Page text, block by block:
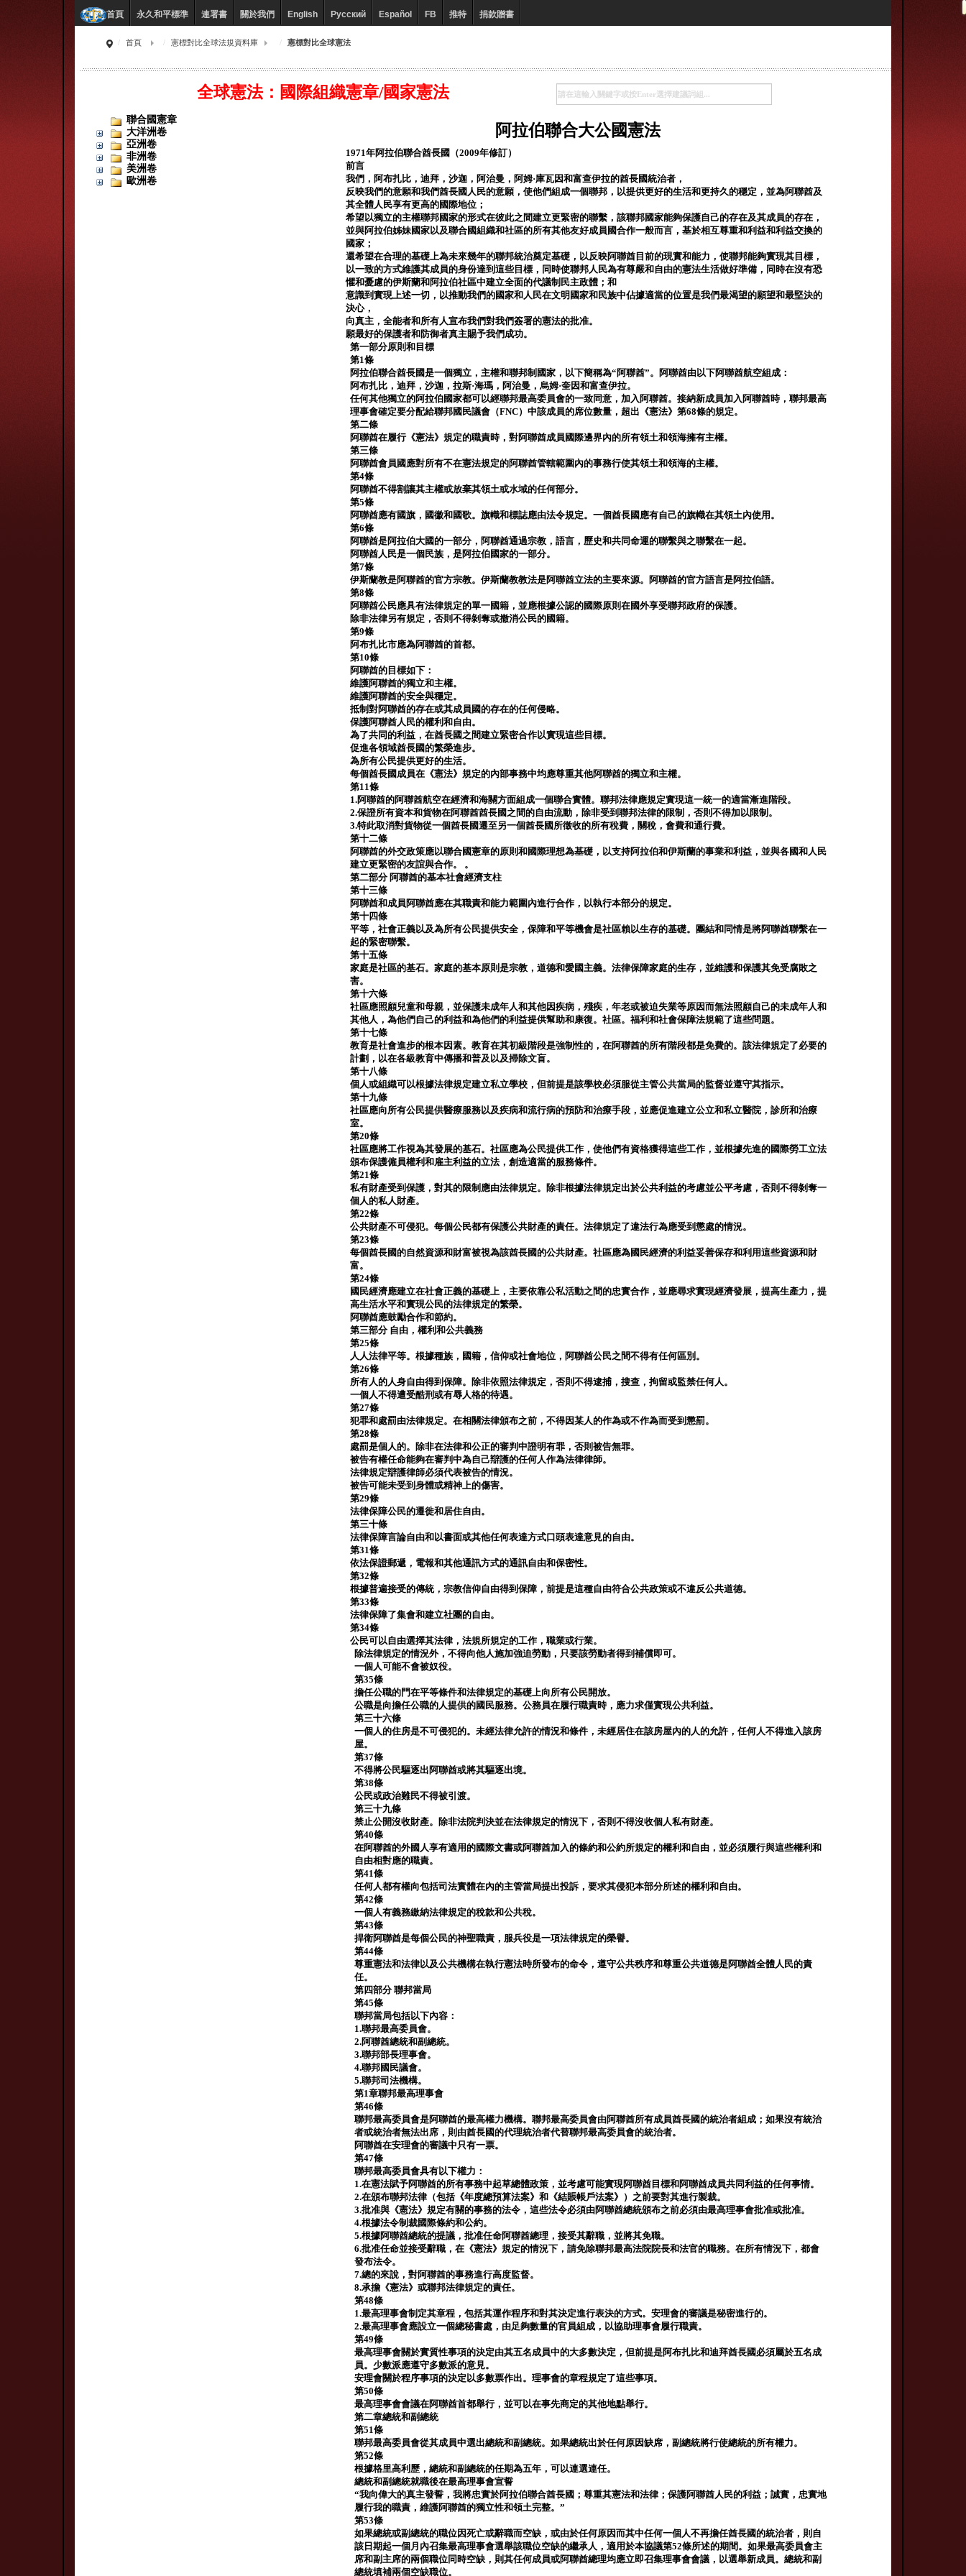
首頁 永久和平標準 連署書 關於我們 English Русский Español FB 推特 捐款贈書
首頁 憲標對比全球法規資料庫 憲標對比全球憲法
全球憲法：國際組織憲章/國家憲法
聯合國憲章
大洋洲卷
亞洲卷
非洲卷
美洲卷
歐洲卷
阿拉伯聯合大公國憲法
1971年阿拉伯聯合酋長國（2009年修訂）
前言
我們，阿布扎比，迪拜，沙迦，阿治曼，阿姆·庫瓦因和富查伊拉的酋長國統治者，
反映我們的意願和我們酋長國人民的意願，使他們組成一個聯邦，以提供更好的生活和更持久的穩定，並為阿聯酋及
其全體人民享有更高的國際地位；
希望以獨立的主權聯邦國家的形式在彼此之間建立更緊密的聯繫，該聯邦國家能夠保護自己的存在及其成員的存在，
並與阿拉伯姊妹國家以及聯合國組織和社區的所有其他友好成員國合作一般而言，基於相互尊重和利益和利益交換的
國家；
還希望在合理的基礎上為未來幾年的聯邦統治奠定基礎，以反映阿聯酋目前的現實和能力，使聯邦能夠實現其目標，
以一致的方式維護其成員的身份達到這些目標，同時使聯邦人民為有尊嚴和自由的憲法生活做好準備，同時在沒有恐
懼和憂慮的伊斯蘭和阿拉伯社區中建立全面的代議制民主政體；和
意識到實現上述一切，以推動我們的國家和人民在文明國家和民族中佔據適當的位置是我們最渴望的願望和最堅決的
決心，
向真主，全能者和所有人宣布我們對我們簽署的憲法的批准。
願最好的保護者和防御者真主賜予我們成功。
第一部分原則和目標
第1條
阿拉伯聯合酋長國是一個獨立，主權和聯邦制國家，以下簡稱為“阿聯酋”。阿聯酋由以下阿聯酋航空組成：
阿布扎比，迪拜，沙迦，拉斯·海瑪，阿治曼，烏姆·奎因和富查伊拉。
任何其他獨立的阿拉伯國家都可以經聯邦最高委員會的一致同意，加入阿聯酋。接納新成員加入阿聯酋時，聯邦最高
理事會確定要分配給聯邦國民議會（FNC）中該成員的席位數量，超出《憲法》第68條的規定。
第二條
阿聯酋在履行《憲法》規定的職責時，對阿聯酋成員國際邊界內的所有領土和領海擁有主權。
第三條
阿聯酋會員國應對所有不在憲法規定的阿聯酋管轄範圍內的事務行使其領土和領海的主權。
第4條
阿聯酋不得割讓其主權或放棄其領土或水域的任何部分。
第5條
阿聯酋應有國旗，國徽和國歌。旗幟和標誌應由法令規定。一個酋長國應有自己的旗幟在其領土內使用。
第6條
阿聯酋是阿拉伯大國的一部分，阿聯酋通過宗教，語言，歷史和共同命運的聯繫與之聯繫在一起。
阿聯酋人民是一個民族，是阿拉伯國家的一部分。
第7條
伊斯蘭教是阿聯酋的官方宗教。伊斯蘭教教法是阿聯酋立法的主要來源。阿聯酋的官方語言是阿拉伯語。
第8條
阿聯酋公民應具有法律規定的單一國籍，並應根據公認的國際原則在國外享受聯邦政府的保護。
除非法律另有規定，否則不得剝奪或撤消公民的國籍。
第9條
阿布扎比市應為阿聯酋的首都。
第10條
阿聯酋的目標如下：
維護阿聯酋的獨立和主權。
維護阿聯酋的安全與穩定。
抵制對阿聯酋的存在或其成員國的存在的任何侵略。
保護阿聯酋人民的權利和自由。
為了共同的利益，在酋長國之間建立緊密合作以實現這些目標。
促進各領域酋長國的繁榮進步。
為所有公民提供更好的生活。
每個酋長國成員在《憲法》規定的內部事務中均應尊重其他阿聯酋的獨立和主權。
第11條
1.阿聯酋的阿聯酋航空在經濟和海關方面組成一個聯合實體。聯邦法律應規定實現這一統一的適當漸進階段。
2.保證所有資本和貨物在阿聯酋酋長國之間的自由流動，除非受到聯邦法律的限制，否則不得加以限制。
3.特此取消對貨物從一個酋長國遷至另一個酋長國所徵收的所有稅費，關稅，會費和通行費。
第十二條
阿聯酋的外交政策應以聯合國憲章的原則和國際理想為基礎，以支持阿拉伯和伊斯蘭的事業和利益，並與各國和人民
建立更緊密的友誼與合作。 。
第二部分 阿聯酋的基本社會經濟支柱
第十三條
阿聯酋和成員阿聯酋應在其職責和能力範圍內進行合作，以執行本部分的規定。
第十四條
平等，社會正義以及為所有公民提供安全，保障和平等機會是社區賴以生存的基礎。團結和同情是將阿聯酋聯繫在一
起的緊密聯繫。
第十五條
家庭是社區的基石。家庭的基本原則是宗教，道德和愛國主義。法律保障家庭的生存，並維護和保護其免受腐敗之
害。
第十六條
社區應照顧兒童和母親，並保護未成年人和其他因疾病，殘疾，年老或被迫失業等原因而無法照顧自己的未成年人和
其他人，為他們自己的利益和為他們的利益提供幫助和康復。社區。福利和社會保障法規範了這些問題。
第十七條
教育是社會進步的根本因素。教育在其初級階段是強制性的，在阿聯酋的所有階段都是免費的。該法律規定了必要的
計劃，以在各級教育中傳播和普及以及掃除文盲。
第十八條
個人或組織可以根據法律規定建立私立學校，但前提是該學校必須服從主管公共當局的監督並遵守其指示。
第十九條
社區應向所有公民提供醫療服務以及疾病和流行病的預防和治療手段，並應促進建立公立和私立醫院，診所和治療
室。
第20條
社區應將工作視為其發展的基石。社區應為公民提供工作，使他們有資格獲得這些工作，並根據先進的國際勞工立法
頒布保護僱員權利和雇主利益的立法，創造適當的服務條件。
第21條
私有財產受到保護，對其的限制應由法律規定。除非根據法律規定出於公共利益的考慮並公平考慮，否則不得剝奪一
個人的私人財產。
第22條
公共財產不可侵犯。每個公民都有保護公共財產的責任。法律規定了違法行為應受到懲處的情況。
第23條
每個酋長國的自然資源和財富被視為該酋長國的公共財產。社區應為國民經濟的利益妥善保存和利用這些資源和財
富。
第24條
國民經濟應建立在社會正義的基礎上，主要依靠公私活動之間的忠實合作，並應尋求實現經濟發展，提高生產力，提
高生活水平和實現公民的法律規定的繁榮。
阿聯酋應鼓勵合作和節約。
第三部分 自由，權利和公共義務
第25條
人人法律平等。根據種族，國籍，信仰或社會地位，阿聯酋公民之間不得有任何區別。
第26條
所有人的人身自由得到保障。除非依照法律規定，否則不得逮捕，搜查，拘留或監禁任何人。
一個人不得遭受酷刑或有辱人格的待遇。
第27條
犯罪和處罰由法律規定。在相關法律頒布之前，不得因某人的作為或不作為而受到懲罰。
第28條
處罰是個人的。除非在法律和公正的審判中證明有罪，否則被告無罪。
被告有權任命能夠在審判中為自己辯護的任何人作為法律律師。
法律規定辯護律師必須代表被告的情況。
被告可能未受到身體或精神上的傷害。
第29條
法律保障公民的遷徙和居住自由。
第三十條
法律保障言論自由和以書面或其他任何表達方式口頭表達意見的自由。
第31條
依法保證郵遞，電報和其他通訊方式的通訊自由和保密性。
第32條
根據普遍接受的傳統，宗教信仰自由得到保障，前提是這種自由符合公共政策或不違反公共道德。
第33條
法律保障了集會和建立社團的自由。
第34條
公民可以自由選擇其法律，法規所規定的工作，職業或行業。
除法律規定的情況外，不得向他人施加強迫勞動，只要該勞動者得到補償即可。
一個人可能不會被奴役。
第35條
擔任公職的門在平等條件和法律規定的基礎上向所有公民開放。
公職是向擔任公職的人提供的國民服務。公務員在履行職責時，應力求僅實現公共利益。
第三十六條
一個人的住房是不可侵犯的。未經法律允許的情況和條件，未經居住在該房屋內的人的允許，任何人不得進入該房
屋。
第37條
不得將公民驅逐出阿聯酋或將其驅逐出境。
第38條
公民或政治難民不得被引渡。
第三十九條
禁止公開沒收財產。除非法院判決並在法律規定的情況下，否則不得沒收個人私有財產。
第40條
在阿聯酋的外國人享有適用的國際文書或阿聯酋加入的條約和公約所規定的權利和自由，並必須履行與這些權利和
自由相對應的職責。
第41條
任何人都有權向包括司法實體在內的主管當局提出投訴，要求其侵犯本部分所述的權利和自由。
第42條
一個人有義務繳納法律規定的稅款和公共稅。
第43條
捍衛阿聯酋是每個公民的神聖職責，服兵役是一項法律規定的榮譽。
第44條
尊重憲法和法律以及公共機構在執行憲法時所發布的命令，遵守公共秩序和尊重公共道德是阿聯酋全體人民的責
任。
第四部分 聯邦當局
第45條
聯邦當局包括以下內容：
1.聯邦最高委員會。
2.阿聯酋總統和副總統。
3.聯邦部長理事會。
4.聯邦國民議會。
5.聯邦司法機構。
第1章聯邦最高理事會
第46條
聯邦最高委員會是阿聯酋的最高權力機構。聯邦最高委員會由阿聯酋所有成員酋長國的統治者組成；如果沒有統治
者或統治者無法出席，則由酋長國的代理統治者代替聯邦最高委員會的統治者。
阿聯酋在安理會的審議中只有一票。
第47條
聯邦最高委員會具有以下權力：
1.在憲法賦予阿聯酋的所有事務中起草總體政策，並考慮可能實現阿聯酋目標和阿聯酋成員共同利益的任何事情。
2.在頒布聯邦法律（包括《年度總預算法案》和《結賬帳戶法案》）之前要對其進行製裁。
3.批准與《憲法》規定有關的事務的法令，這些法令必須由阿聯酋總統頒布之前必須由最高理事會批准或批准。
4.根據法令制裁國際條約和公約。
5.根據阿聯酋總統的提議，批准任命阿聯酋總理，接受其辭職，並將其免職。
6.批准任命並接受辭職，在《憲法》規定的情況下，請免除聯邦最高法院院長和法官的職務。在所有情況下，都會
發布法令。
7.總的來說，對阿聯酋的事務進行高度監督。
8.承擔《憲法》或聯邦法律規定的責任。
第48條
1.最高理事會制定其章程，包括其運作程序和對其決定進行表決的方式。安理會的審議是秘密進行的。
2.最高理事會應設立一個總秘書處，由足夠數量的官員組成，以協助理事會履行職責。
第49條
最高理事會關於實質性事項的決定由其五名成員中的大多數決定，但前提是阿布扎比和迪拜酋長國必須屬於五名成
員。少數派應遵守多數派的意見。
安理會關於程序事項的決定以多數票作出。理事會的章程規定了這些事項。
第50條
最高理事會會議在阿聯酋首都舉行，並可以在事先商定的其他地點舉行。
第二章總統和副總統
第51條
聯邦最高委員會從其成員中選出總統和副總統。如果總統出於任何原因缺席，副總統將行使總統的所有權力。
第52條
根據格里高利歷，總統和副總統的任期為五年，可以連選連任。
總統和副總統就職後在最高理事會宣誓
“我向偉大的真主發誓，我將忠實於阿拉伯聯合酋長國；尊重其憲法和法律；保護阿聯酋人民的利益；誠實，忠實地
履行我的職責，維護阿聯酋的獨立性和領土完整。”
第53條
如果總統或副總統的職位因死亡或辭職而空缺，或由於任何原因而其中任何一個人不再擔任酋長國的統治者，則自
該日期起一個月內召集最高理事會選舉該職位空缺的繼承人，適用於本協議第52條所述的期間。如果最高委員會主
席和副主席的兩個職位同時空缺，則其任何成員或阿聯酋總理均應立即召集理事會會議，以選舉新成員。總統和副
總統填補兩個空缺職位。